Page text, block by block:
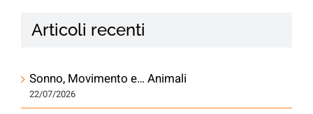
Articoli recenti
Sonno, Movimento e… Animali
22/07/2026